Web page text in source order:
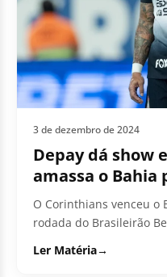
3 de dezembro de 2024
Depay dá show
amassa o Bahia
O Corinthians venceu o
rodada do Brasileirão
Ler Matéria→